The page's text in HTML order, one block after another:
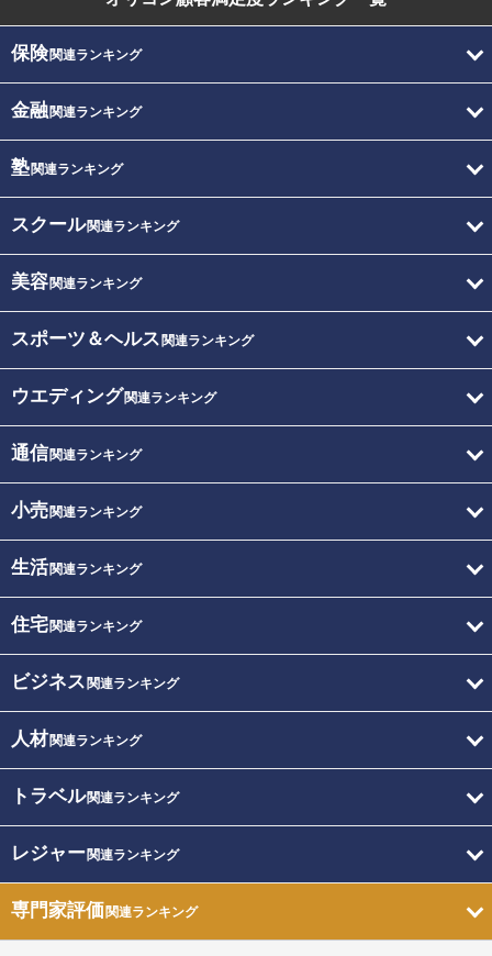
保険関連ランキング
金融関連ランキング
塾関連ランキング
スクール関連ランキング
美容関連ランキング
スポーツ＆ヘルス 関連ランキング
ウエディング関連ランキング
通信関連ランキング
小売関連ランキング
生活関連ランキング
住宅関連ランキング
ビジネス 関連ランキング
人材関連ランキング
トラベル関連ランキング
レジャー関連ランキング
専門家評価関連ランキング